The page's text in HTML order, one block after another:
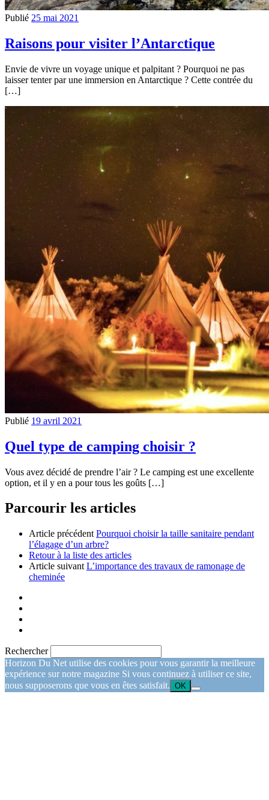
Publié 25 mai 2021
Raisons pour visiter l’Antarctique
Envie de vivre un voyage unique et palpitant ? Pourquoi ne pas
laisser tenter par une immersion en Antarctique ? Cette contrée du
[…]
Publié 19 avril 2021
Quel type de camping choisir ?
Vous avez décidé de prendre l’air ? Le camping est une excellente
option, et il y en a pour tous les goûts […]
Parcourir les articles
Article précédent Pourquoi choisir la taille sanitaire pendant
l’élagage d’un arbre?
Retour à la liste des articles
Article suivant L’importance des travaux de ramonage de
cheminée
Rechercher
Horizon Du Net utilise des cookies pour vous garantir la meilleure
expérience sur notre magazine Si vous continuez à utiliser ce site,
nous supposerons que vous en êtes satisfait. OK